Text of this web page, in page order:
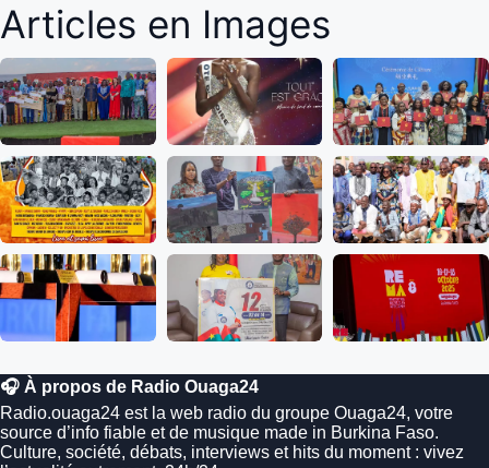
Articles en Images
🎧 À propos de Radio Ouaga24
Radio.ouaga24 est la web radio du groupe Ouaga24, votre
source d’info fiable et de musique made in Burkina Faso.
Culture, société, débats, interviews et hits du moment : vivez